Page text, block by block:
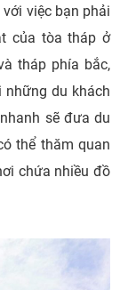
việc bạn phải
của tòa tháp ở
tháp phía bắc,
những du khách
sẽ đưa du
thể thăm quan
chứa nhiều đồ